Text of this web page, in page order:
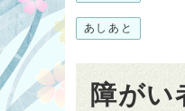
あしあと
障がい